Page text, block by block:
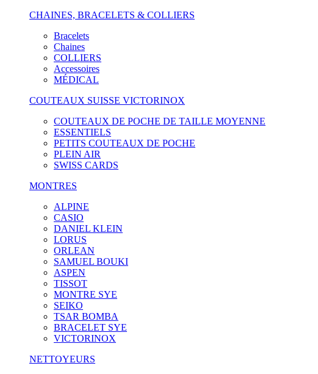
CHAINES, BRACELETS & COLLIERS
Bracelets
Chaines
COLLIERS
Accessoires
MÉDICAL
COUTEAUX SUISSE VICTORINOX
COUTEAUX DE POCHE DE TAILLE MOYENNE
ESSENTIELS
PETITS COUTEAUX DE POCHE
PLEIN AIR
SWISS CARDS
MONTRES
ALPINE
CASIO
DANIEL KLEIN
LORUS
ORLEAN
SAMUEL BOUKI
ASPEN
TISSOT
MONTRE SYE
SEIKO
TSAR BOMBA
BRACELET SYE
VICTORINOX
NETTOYEURS